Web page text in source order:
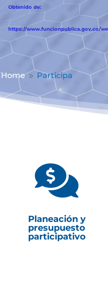
Obtenido de:
https://www.funcionpublica.gov.co/
Home 9 Participa

Planeación y
presupuesto
participativo